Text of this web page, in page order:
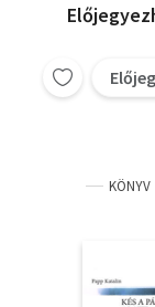
KÖNYV